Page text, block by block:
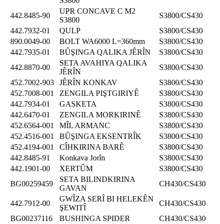
442.8485-90
UPR CONCAVE C M2
S3800
S3800/CS430
442.7932-01
QULP
S3800/CS430
890.0049-00
BOLT WA6000 L=360mm
S3800/CS430
442.7935-01
BÛŞINGA QALIKA JÊRÎN
S3800/CS430
442.8870-00
SETA AVAHIYA QALIKA
JÊRÎN
S3800/CS430
452.7002-903
JÊRÎN KONKAV
S3800/CS430
452.7008-001
ZENGILA PIŞTGIRIYÊ
S3800/CS430
442.7934-01
GASKETA
S3800/CS430
442.6470-01
ZENGILA MORKIRINÊ
S3800/CS430
452.6564-001
MÎL ARMANC
S3800/CS430
452.4516-001
BÛŞINGA EKSENTRÎK
S3800/CS430
452.4194-001
CÎHKIRINA BARÊ
S3800/CS430
442.8485-91
Konkava Jorîn
S3800/CS430
442.1901-00
XERTÛM
S3800/CS430
BG00259459
SETA BILINDKIRINA
GAVAN
CH430/CS430
442.7912-00
GWÎZA SERÎ BI HELEKÊN
ŞEWITÎ
CH430/CS430
BG00237116
BUSHINGA SPIDER
CH430/CS430